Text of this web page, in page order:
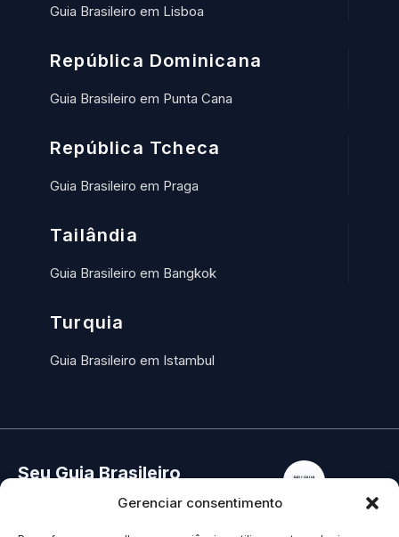
Gerenciar consentimento
Guia Brasileiro em Lisboa
República Dominicana
Guia Brasileiro em Punta Cana
República Tcheca
Guia Brasileiro em Praga
Tailândia
Guia Brasileiro em Bangkok
Turquia
Guia Brasileiro em Istambul
Seu Guia Brasileiro
Conectamos você aos